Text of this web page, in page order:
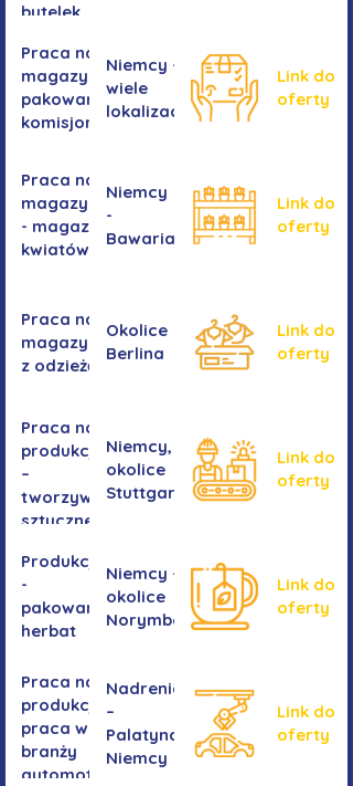
butelek
Praca na
magazynie /
pakowanie /
komisjonowanie
Niemcy -
wiele
lokalizacji
Link do
oferty
Praca na
magazynie
- magazyn
kwiatów
Niemcy
-
Bawaria
Link do
oferty
Praca na
magazynie
z odzieżą
Okolice
Berlina
Link do
oferty
Praca na
produkcji
–
tworzywa
sztuczne
Niemcy,
okolice
Stuttgartu
Link do
oferty
Produkcja
-
pakowanie
herbat
Niemcy -
okolice
Norymbergii
Link do
oferty
Praca na
produkcji -
praca w
branży
automotive
Nadrenia
–
Palatynat,
Niemcy
Link do
oferty